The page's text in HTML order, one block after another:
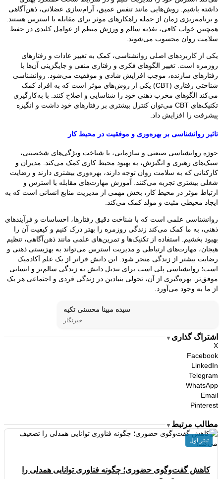
داشته باشیم. روش‌هایی مانند تنفس عمیق، آرام‌سازی عضلانی، ذهن‌آگاهی
و برنامه‌ریزی زمان از جمله راهکارهای موثر برای مقابله با استرس هستند.
همچنین خواب کافی، تغذیه سالم و ورزش منظم از عوامل کلیدی در حفظ
سلامت روان محسوب می‌شوند.
یکی از کاربردهای اصلی روانشناسی، کمک به تغییر عادات و رفتارهای
روزمره است. تغییر الگوهای فکری و رفتاری منفی و جایگزینی آن‌ها با
رفتارهای سازنده، موجب افزایش شادی و موفقیت می‌شود. روانشناسی
شناختی رفتاری (CBT) یکی از روش‌های موثر است که به افراد کمک
می‌کند الگوهای مخرب ذهنی خود را شناسایی و اصلاح کنند. با به‌کارگیری
تکنیک‌های CBT می‌توان کنترل بیشتری بر رفتارهای خود داشت و انگیزه
پیشرفت را افزایش داد.
تاثیر روانشناسی بر بهره‌وری و موفقیت در محیط کار
حوزه روانشناسی صنعتی و سازمانی، با شناخت ویژگی‌های شخصیتی،
سبک‌های رهبری و انگیزش، به بهبود محیط کاری کمک می‌کند. مدیران و
کارکنانی که به سلامت روان توجه دارند، بهره‌وری بیشتری دارند و رضایت
شغلی بیشتری تجربه می‌کنند. آموزش مهارت‌های مقابله با استرس و
ارتباط موثر در محیط کار، بخش مهمی از مدیریت منابع انسانی است که به
ایجاد محیطی مثبت و مولد کمک می‌کند.
روانشناسی علمی است که با شناخت دقیق رفتارها، احساسات و فرآیندهای
ذهنی، به ما کمک می‌کند زندگی روزمره را بهتر درک کنیم و کیفیت آن را
بهبود بخشیم. استفاده از تکنیک‌ها و تمرین‌های علمی مانند ذهن‌آگاهی، تنظیم
هیجان، مهارت‌های ارتباطی و مدیریت استرس می‌تواند به بهزیستی ذهنی و
رضایت بیشتر از زندگی منجر شود. این دانش فراتر از یک علم آکادمیک
است؛ روانشناسی پلی است برای تبدیل دانش به زندگی سالم‌تر و انسانی
موفق‌تر. بهره‌گیری از آن، تحولی بنیادین در زندگی فردی و اجتماعی هر یک
از ما به وجود می‌آورد.
سیده مبینا محسنی تکیه
خبرنگار
اشتراگ گذاری ▼
X
Facebook
LinkedIn
Telegram
WhatsApp
Email
Pinterest
مطالب مرتبط ▼
کاهش گفت‌وگوی حضوری؛ چگونه فناوری توانایی همدلی را
تیتر اول